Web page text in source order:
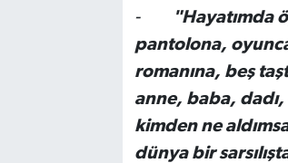
-
"Hayatımda
pantolona,
romanına, beş
anne, baba,
kimden ne
dünya bir